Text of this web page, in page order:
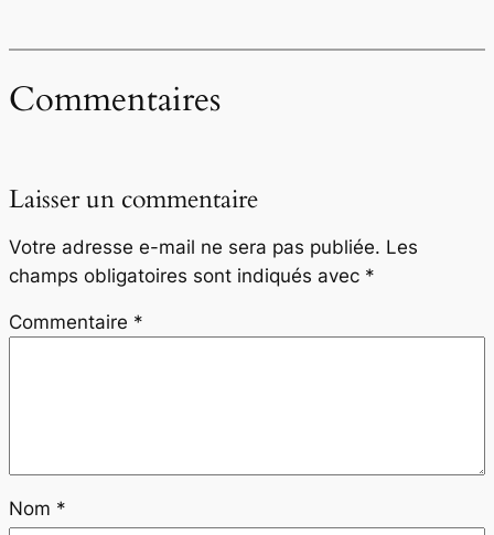
Commentaires
Laisser un commentaire
Votre adresse e-mail ne sera pas publiée. Les
champs obligatoires sont indiqués avec *
Commentaire *
Nom *